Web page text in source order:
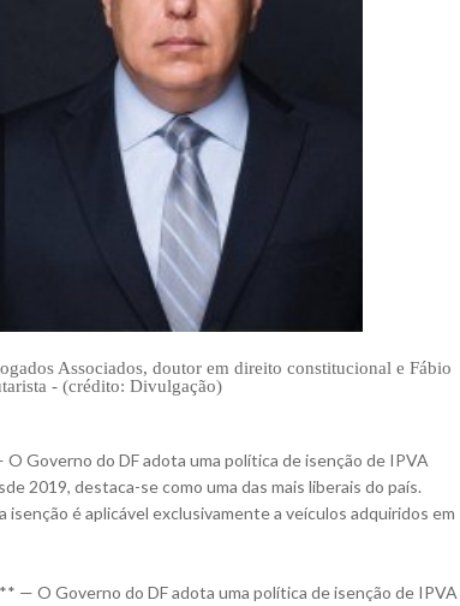
Associados, doutor em direito constitucional e Fábio
- (crédito: Divulgação)
Governo do DF adota uma política de isenção de IPVA
2019, destaca-se como uma das mais liberais do país.
é aplicável exclusivamente a veículos adquiridos em
** — O Governo do DF adota uma política de isenção de IPVA